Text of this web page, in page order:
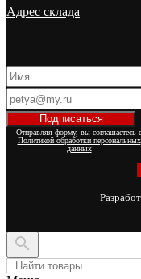
Адрес склада
Отправляя форму, вы соглашаетесь с
Политикой обработки персональных
данных
